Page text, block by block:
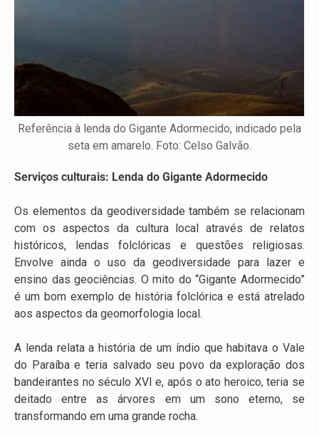
Referência à lenda do Gigante Adormecido, indicado pela
seta em amarelo. Foto: Celso Galvão.
Serviços culturais: Lenda do Gigante Adormecido
Os elementos da geodiversidade também se relacionam
com os aspectos da cultura local através de relatos
históricos, lendas folclóricas e questões religiosas.
Envolve ainda o uso da geodiversidade para lazer e
ensino das geociências. O mito do “Gigante Adormecido”
é um bom exemplo de história folclórica e está atrelado
aos aspectos da geomorfologia local.
A lenda relata a história de um índio que habitava o Vale
do Paraíba e teria salvado seu povo da exploração dos
bandeirantes no século XVI e, após o ato heroico, teria se
deitado entre as árvores em um sono eterno, se
transformando em uma grande rocha.